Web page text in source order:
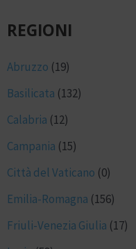
REGIONI
Abruzzo (19)
Basilicata (132)
Calabria (12)
Campania (15)
Città del Vaticano (0)
Emilia-Romagna (156)
Friuli-Venezia Giulia (17)